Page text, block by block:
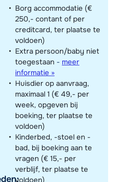
Borg accommodatie (€
250,- contant of per
creditcard, ter plaatse te
voldoen)
Extra persoon/baby niet
toegestaan - meer
informatie »
Huisdier op aanvraag,
maximaal 1 (€ 49,- per
week, opgeven bij
boeking, ter plaatse te
voldoen)
Kinderbed, -stoel en -
bad, bij boeking aan te
vragen (€ 15,- per
verblijf, ter plaatse te
voldoen)